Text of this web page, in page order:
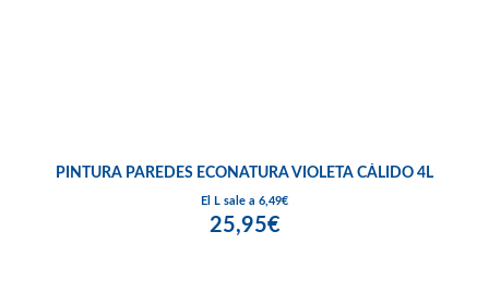
PINTURA PAREDES ECONATURA VIOLETA CÁLIDO 4L
El L sale a 6,49€
25,95€